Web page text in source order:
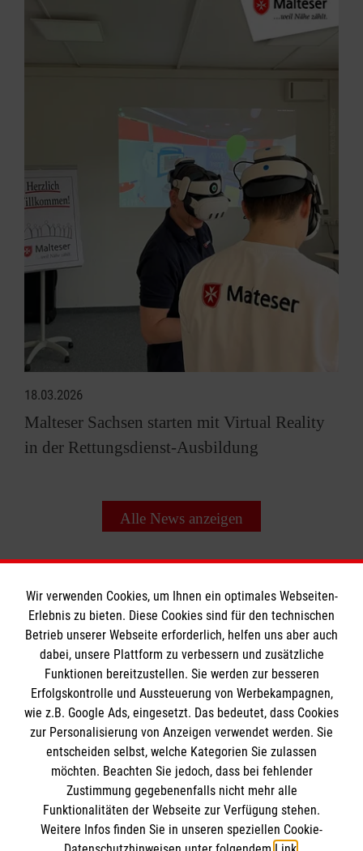
18.03.2026
Malteser Sachsen starten mit Virtual Reality
in der Rettungsdienst-Ausbildung
Alle News anzeigen
Informationen
Impressum
Datenschutz
Kontakt
Die Malteser
Malteser in Deutschland
Malteserorden
Sharepoint
Spendenkonto
Wir verwenden Cookies, um Ihnen ein optimales Webseiten-
Erlebnis zu bieten. Diese Cookies sind für den technischen
Betrieb unserer Webseite erforderlich, helfen uns aber auch
dabei, unsere Plattform zu verbessern und zusätzliche
Funktionen bereitzustellen. Sie werden zur besseren
Erfolgskontrolle und Aussteuerung von Werbekampagnen,
wie z.B. Google Ads, eingesetzt. Das bedeutet, dass Cookies
zur Personalisierung von Anzeigen verwendet werden. Sie
entscheiden selbst, welche Kategorien Sie zulassen
möchten. Beachten Sie jedoch, dass bei fehlender
Zustimmung gegebenenfalls nicht mehr alle
Funktionalitäten der Webseite zur Verfügung stehen.
Weitere Infos finden Sie in unseren speziellen Cookie-